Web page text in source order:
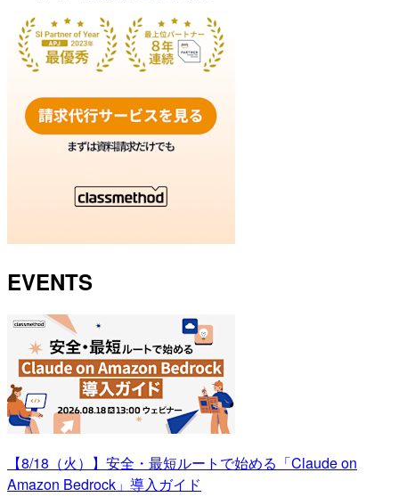
EVENTS
【8/18（火）】安全・最短ルートで始める「Claude on
Amazon Bedrock」導入ガイド